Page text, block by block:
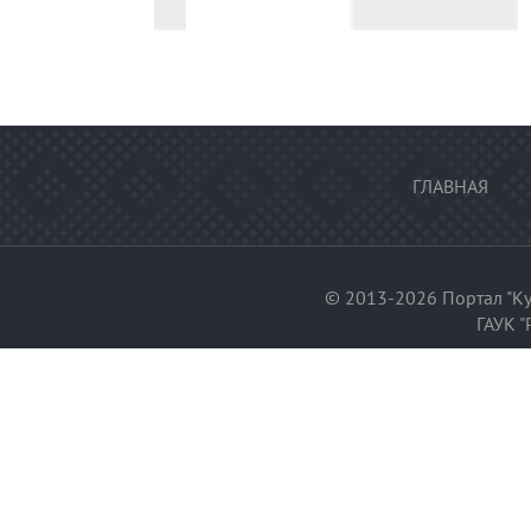
ГЛАВНАЯ
© 2013-2026 Портал
ГАУК